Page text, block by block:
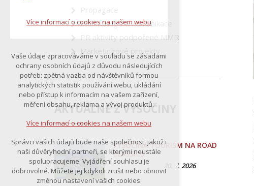
Monitoring PR komunikace
PR aktivity podpořené MMR
Marketingové projekty
AKTUÁLNĚ Z VYSOČINY
VYSOČINA TOURISM NA ROAD
CLASSICS
20. 7. 2026
Více informací o cookies na našem webu
Vaše údaje zpracováváme v souladu se zásadami
ochrany osobních údajů z důvodu následujících
potřeb: zpětná vazba od návštěvníků formou
analytických statistik používání webu, ukládání
nebo přístup k informacím na vašem zařízení,
měření obsahu, reklama a vývoj produktů.
Více informací o cookies na našem webu
Správci vašich údajů bude naše společnost, jakož i
naši důvěryhodní partneři, se kterými neustále
spolupracujeme. Vyjádření souhlasu je
dobrovolné. Můžete jej kdykoli zrušit nebo obnovit
změnou nastavení vašich cookies.